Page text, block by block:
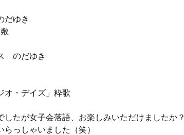
だゆき
だゆき
デイズ」粋歌
たが女子会落語、お楽しみいただけましたか？
っしゃいました（笑）